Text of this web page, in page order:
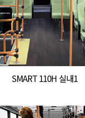
SMART 110H 실내1